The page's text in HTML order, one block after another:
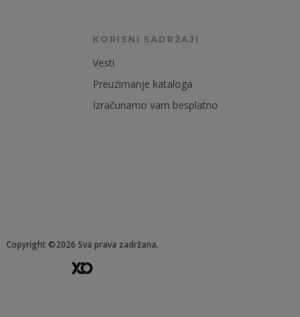
KORISNI SADRŽAJI
Vesti
Preuzimanje kataloga
Izračunamo vam besplatno
Copyright ©2026 Sva prava zadržana.